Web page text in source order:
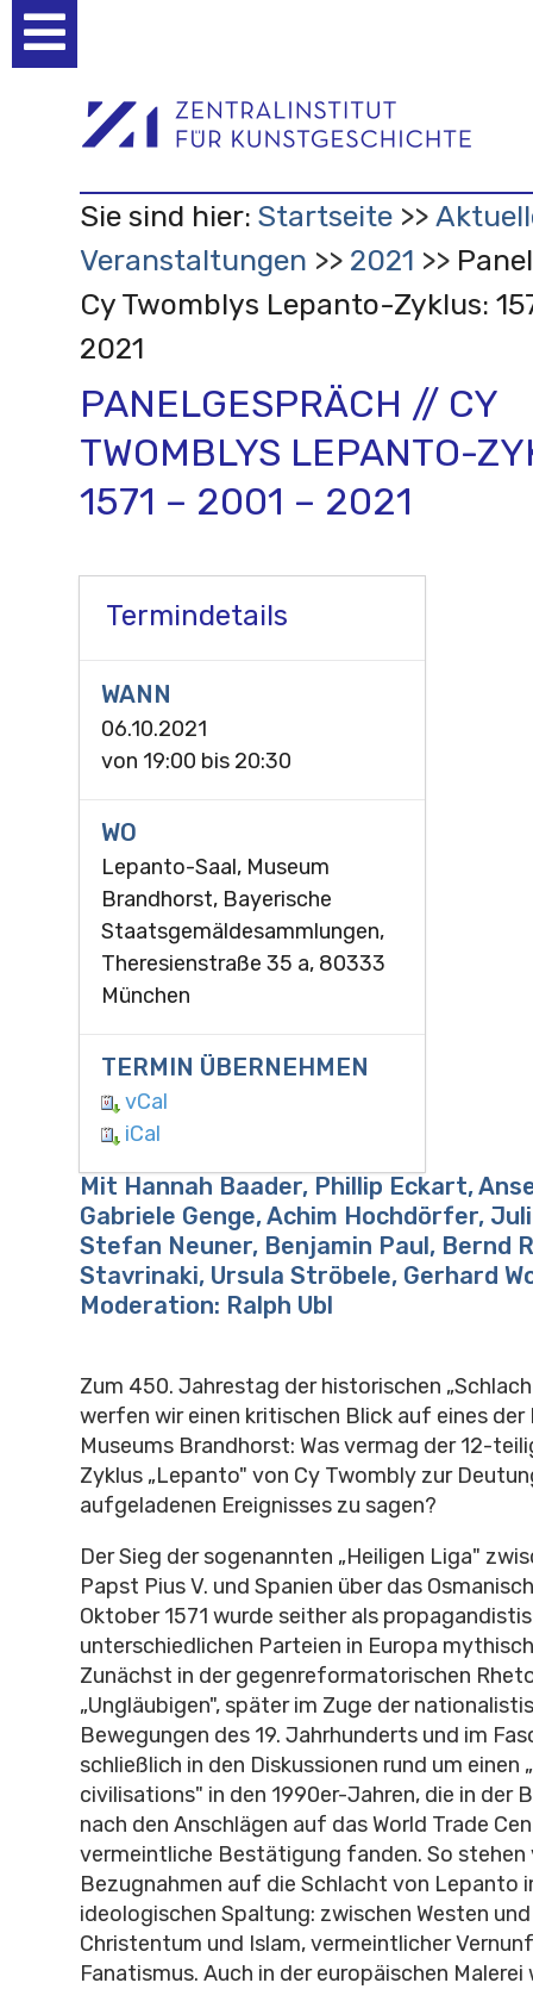
Werkzeuge
Sie sind hier: Startseite
Veranstaltungen
2021
Cy Twomblys Lepanto-Zyklus:
2021
PANELGESPRÄCH // CY
TWOMBLYS LEPANTO-
1571 – 2001 – 2021
Termindetails
WANN
06.10.2021
von 19:00 bis 20:30
WO
Lepanto-Saal, Museum
Brandhorst, Bayerische
Staatsgemäldesammlungen,
Theresienstraße 35 a, 80333
München
TERMIN ÜBERNEHMEN
vCal
iCal
Mit Hannah Baader, Phillip Eckart,
Gabriele Genge, Achim Hochdörfer,
Stefan Neuner, Benjamin Paul, Bernd
Stavrinaki, Ursula Ströbele, Gerhard
Moderation: Ralph Ubl
Zum 450. Jahrestag der historischen
werfen wir einen kritischen Blick auf eines der
Museums Brandhorst: Was vermag der 12-
Zyklus „Lepanto" von Cy Twombly zur
aufgeladenen Ereignisses zu sagen?
Der Sieg der sogenannten „Heiligen Liga"
Papst Pius V. und Spanien über das
Oktober 1571 wurde seither als
unterschiedlichen Parteien in Europa
Zunächst in der gegenreformatorischen
„Ungläubigen", später im Zuge der
Bewegungen des 19. Jahrhunderts und im
schließlich in den Diskussionen rund um einen
civilisations" in den 1990er-Jahren, die in der
nach den Anschlägen auf das World Trade
vermeintliche Bestätigung fanden. So stehen
Bezugnahmen auf die Schlacht von Lepanto
ideologischen Spaltung: zwischen Westen
Christentum und Islam, vermeintlicher
Fanatismus. Auch in der europäischen